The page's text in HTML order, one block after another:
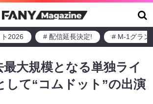
2026 # 配信延長決定! # M-1グラン
最大規模となる単独ライ
して“コムドット”の出演